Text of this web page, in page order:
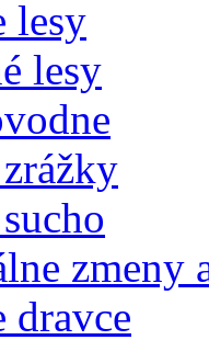
lesy
lesy
zmeny
dravce